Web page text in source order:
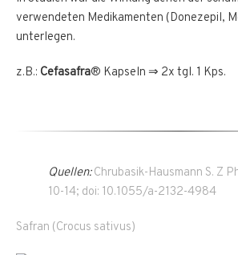
verwendeten Medikamenten (Donezepil,
unterlegen.
z.B.: Cefasafra® Kapseln ⇒ 2x tgl. 1 Kps.
Quellen:Chrubasik-Hausmann S. Z
10-14; doi: 10.1055/a-2132-4984
Safran (Crocus sativus)